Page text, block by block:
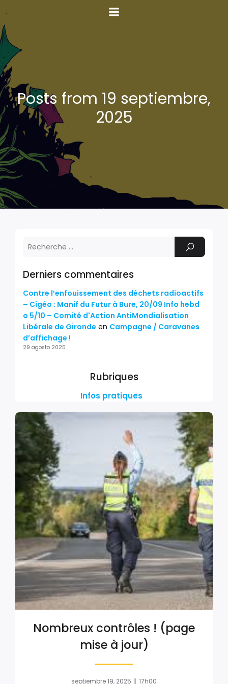
Posts from 19 septiembre,
2025
Derniers commentaires
Contre l’enfouissement des déchets radioactifs
– Cigéo : Manif du Futur à Bure, 20/09 Info hebd
o 5/10 – Comité d'Action AntiMondialisation
Libérale de Gironde en Campagne / Caravanes
d’affichage !
29 agosto 2025
Rubriques
Infos pratiques
Nombreux contrôles ! (page
mise à jour)
septiembre 19, 2025 | 17h00